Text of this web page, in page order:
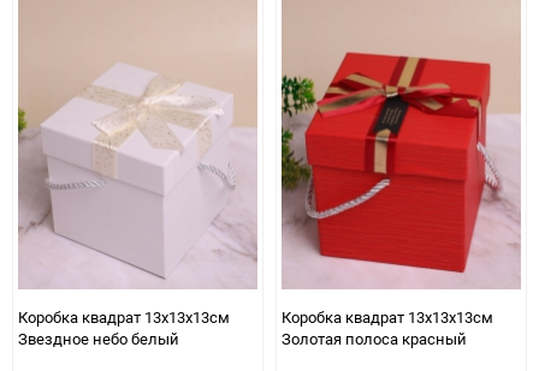
150
Коробка квадрат 13х13х13см
Звездное небо белый
Коробка квадрат 13х13х13см
Золотая полоса красный